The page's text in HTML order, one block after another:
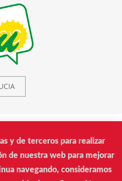
y de terceros para realizar
de nuestra web para mejorar
navegando, consideramos
14. Edificio Arrayán. Sevilla